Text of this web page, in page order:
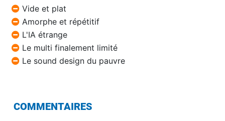
Vide et plat
Amorphe et répétitif
L'IA étrange
Le multi finalement limité
Le sound design du pauvre
COMMENTAIRES